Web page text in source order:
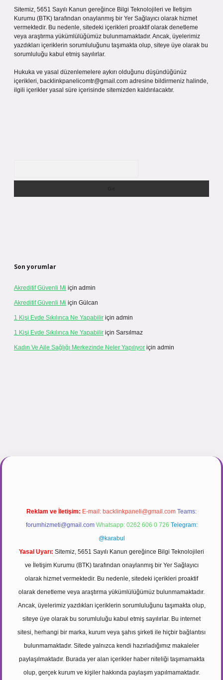
Sitemiz, 5651 Sayılı Kanun gereğince Bilgi Teknolojileri ve İletişim
Kurumu (BTK) tarafından onaylanmış bir Yer Sağlayıcı olarak hizmet
vermektedir. Bu nedenle, sitedeki içerikleri proaktif olarak denetleme
veya araştırma yükümlülüğümüz bulunmamaktadır. Ancak, üyelerimiz
yazdıkları içeriklerin sorumluluğunu taşımakta olup, siteye üye olarak bu
sorumluluğu kabul etmiş sayılırlar.
Hukuka ve yasal düzenlemelere aykırı olduğunu düşündüğünüz
içerikleri, backlinkpanelicomtr@gmail.com adresine bildirmeniz halinde,
ilgili içerikler yasal süre içerisinde sitemizden kaldırılacaktır.
Son yorumlar
Akreditif Güvenli Mi için admin
Akreditif Güvenli Mi için Gülcan
1 Kişi Evde Sıkılınca Ne Yapabilir için admin
1 Kişi Evde Sıkılınca Ne Yapabilir için Sarsılmaz
Kadın Ve Aile Sağlığı Merkezinde Neler Yapılıyor için admin
Reklam ve İletişim: E-mail: backlinkpaneli@gmail.com Teams:
forumhizmeti@gmail.com Whatsapp: 0262 606 0 726 Telegram:
@karabul
Yasal Uyarı: Sitemiz, 5651 Sayılı Kanun gereğince Bilgi Teknolojileri
ve İletişim Kurumu (BTK) tarafından onaylanmış bir Yer Sağlayıcı
olarak hizmet vermektedir. Bu nedenle, sitedeki içerikleri proaktif
olarak denetleme veya araştırma yükümlülüğümüz bulunmamaktadır.
Ancak, üyelerimiz yazdıkları içeriklerin sorumluluğunu taşımakta olup,
siteye üye olarak bu sorumluluğu kabul etmiş sayılırlar. Bu internet
sitesi, herhangi bir marka, kurum veya şahıs şirketi ile hiçbir bağlantısı
bulunmamaktadır. Sitede yalnızca kendi hazırladığımız makaleler
paylaşılmaktadır. Burada yer alan içerikler haber niteliği taşımamakta
olup, gerçek kurum ve kişiler hakkında paylaşım yapılmamaktadır.